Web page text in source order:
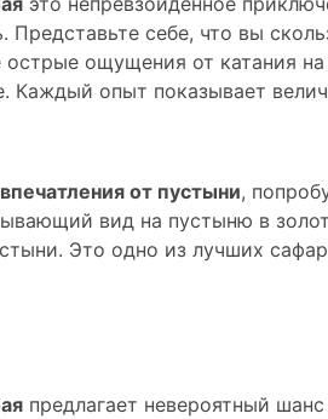
Представьте себе, что вы
ощущения от катания
Каждый опыт показывает
от пустыни,
вид на пустыню в
Это одно из лучших
предлагает невероятный